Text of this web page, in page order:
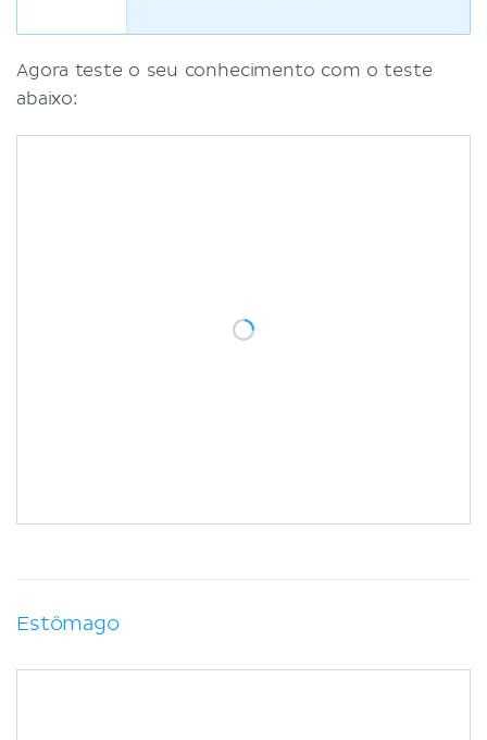
Agora teste o seu conhecimento com o teste
abaixo:
Estômago